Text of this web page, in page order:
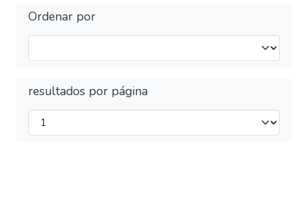
Ordenar por
resultados por página